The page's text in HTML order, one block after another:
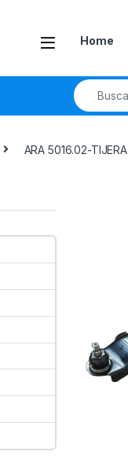
Home
ARA 5016.02-